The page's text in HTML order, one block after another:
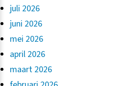
juli 2026
juni 2026
mei 2026
april 2026
maart 2026